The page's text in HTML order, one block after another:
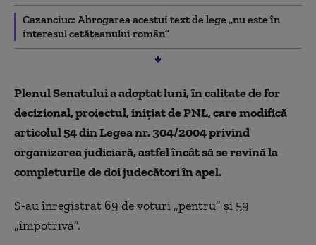
Cazanciuc: Abrogarea acestui text de lege „nu este în
interesul cetăţeanului român”
Plenul Senatului a adoptat luni, în calitate de for
decizional, proiectul, iniţiat de PNL, care modifică
articolul 54 din Legea nr. 304/2004 privind
organizarea judiciară, astfel încât să se revină la
completurile de doi judecători în apel.
S-au înregistrat 69 de voturi „pentru” şi 59
„împotrivă”.